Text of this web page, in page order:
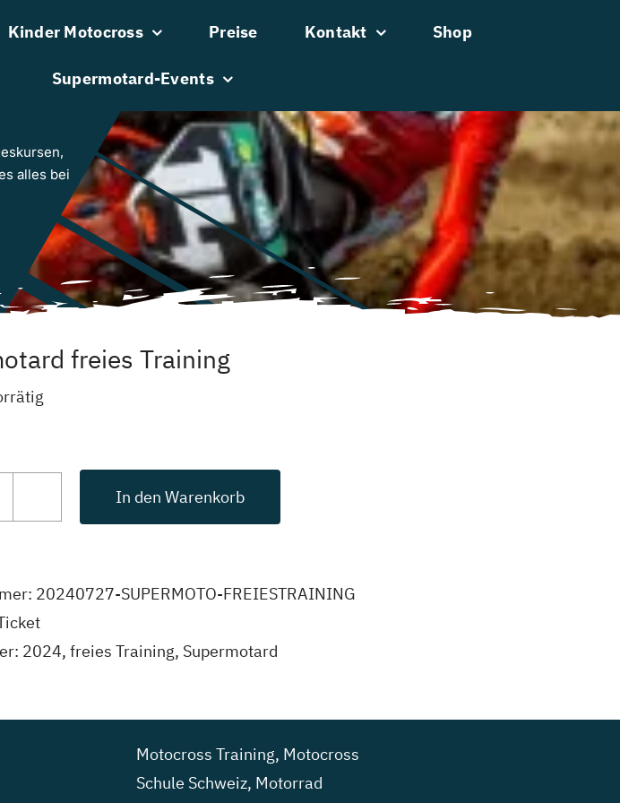
Kinder Motocross Preise Kontakt Shop
Supermotard-Events
alles bei
freies Training
In den Warenkorb
20240727-SUPERMOTO-FREIESTRAINING
2024, freies Training, Supermotard
Motocross Training, Motocross
Schule Schweiz, Motorrad